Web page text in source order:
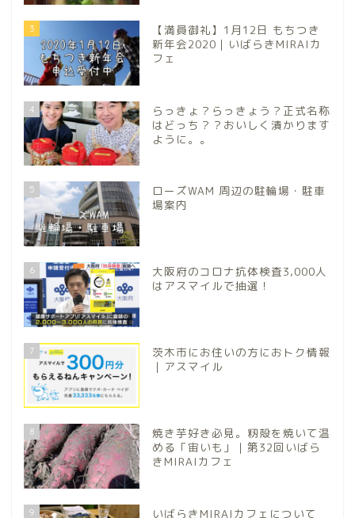
3
【満員御礼】1月12日 もちつき
新年会2020｜いばらきMIRAIカ
フェ
4
らっきょ？らっきょう？正式名称
はどっち？？おいしく漬かります
ように。。
5
ローズWAM 周辺の駐輪場・駐車
場案内
6
大阪府のコロナ抗体検査3,000人
はアスマイルで抽選！
7
茨木市にお住いの方におトク情報
｜アスマイル
8
焼き芋好き必見。籾殻を焼いて温
める「宙いも」｜第32回いばら
きMIRAIカフェ
9 いばらきMIRAIカフェについて